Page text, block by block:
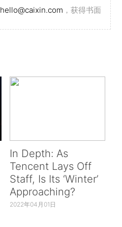
hello@caixin.com ，获得书面
In Depth: As
Tencent Lays Off
Staff, Is Its ‘Winter’
Approaching?
2022年04月01日